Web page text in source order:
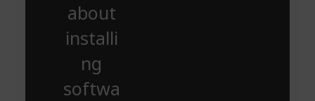
about
installi
ng
softwa